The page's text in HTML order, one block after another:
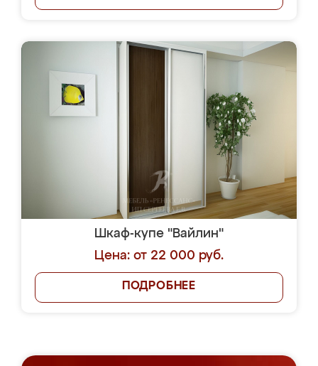
Шкаф-купе "Вайлин"
Цена: от 22 000 руб.
ПОДРОБНЕЕ